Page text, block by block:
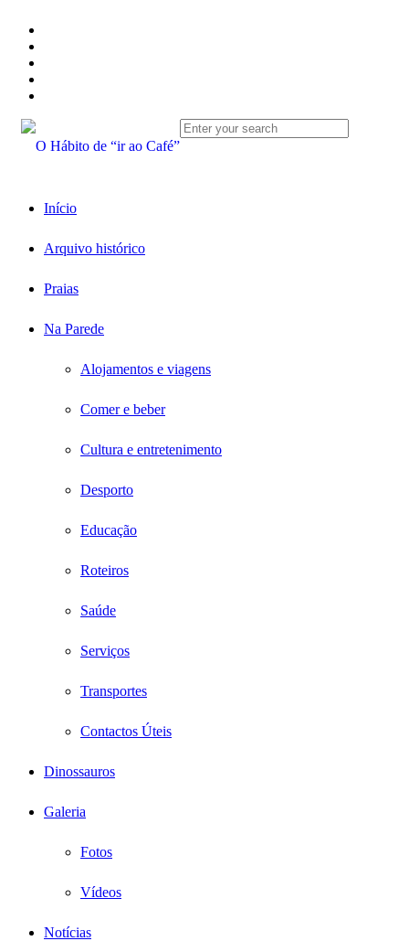
Início
Arquivo histórico
Praias
Na Parede
Alojamentos e viagens
Comer e beber
Cultura e entretenimento
Desporto
Educação
Roteiros
Saúde
Serviços
Transportes
Contactos Úteis
Dinossauros
Galeria
Fotos
Vídeos
Notícias